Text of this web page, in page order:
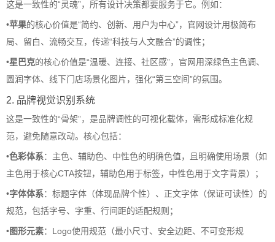
这是一致性的“灵魂”，所有设计决策都要服务于它。例如：
•苹果的核心价值是“简约、创新、用户为中心”，官网设计用极简布
局、留白、流畅交互，传递“科技与人文融合”的调性；
•星巴克的核心价值是“温暖、连接、社区感”，官网用深绿色主色调、
圆润字体、线下门店场景化图片，强化“第三空间”的氛围。
2. 品牌视觉识别系统
这是一致性的“骨架”，是品牌调性的可视化载体，需形成标准化规
范，避免随意改动。核心包括：
•色彩体系：主色、辅助色、中性色的明确色值，且明确使用场景（如
主色用于核心CTA按钮，辅助色用于标签，中性色用于文字背景）；
•字体体系：标题字体（体现品牌个性）、正文字体（保证可读性）的
规范，包括字号、字重、行间距的适配规则；
•图形元素：Logo使用规范（最小尺寸、安全边距、不可变形规